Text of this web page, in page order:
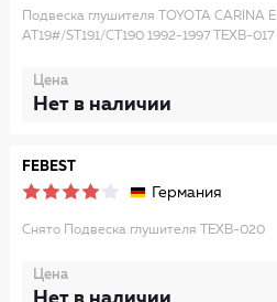
Подвеска глушителя TOYOTA CARINA E
AT19#/ST191/CT190 1992-1997 TEXB-017
Цена
Нет в наличии
FEBEST
Германия
Снято Подвеска глушителя TEXB-020
Цена